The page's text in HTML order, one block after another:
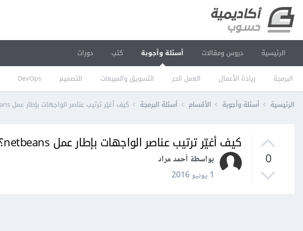
الرئيسية دروس ومقالات أسئلة وأجوبة
البرمجة ريادة الأعمال العمل الحر التسويق والمبيعات التصميم DevOps
كتب دورات
الرئيسية أسئلة وأجوبة الأقسام أسئلة البرمجة كيف أغيّر ترتيب عناصر الواجهات بإطار عمل netbeans؟
0
كيف أغيّر ترتيب عناصر الواجهات بإطار عمل netbeans؟
بواسطة أحمد مراد
1 يونيو 2016